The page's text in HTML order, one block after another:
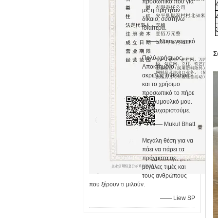
προσωπικό που για
με, η τιμή ήταν
δίκαιο, συστήνω
ιδιαίτερα.
—— Niam νευρικό
Πολύ χρήσιμος.
Αποκτημένο
ακριβώς τι θέλησα
και το χρήσιμο
προσωπικό το πήρε
στο ρυμουλκό μου.
Σας ευχαριστούμε.
—— Mukul Bhatt
Μεγάλη θέση για να
πάει να πάρει τα
πράγματα σε
μεγάλες τιμές και
τους ανθρώπους
που ξέρουν τι μιλούν.
—— Liew SP